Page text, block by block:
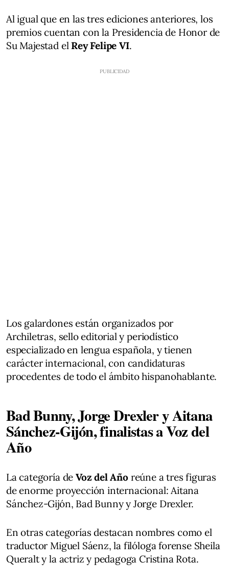
Al igual que en las tres ediciones anteriores, los
premios cuentan con la Presidencia de Honor de
Su Majestad el Rey Felipe VI.
Los galardones están organizados por
Archiletras, sello editorial y periodístico
especializado en lengua española, y tienen
carácter internacional, con candidaturas
procedentes de todo el ámbito hispanohablante.
Bad Bunny, Jorge Drexler y Aitana
Sánchez-Gijón, finalistas a Voz del
Año
La categoría de Voz del Añoreúne a tres figuras
de enorme proyección internacional: Aitana
Sánchez-Gijón, Bad Bunny y Jorge Drexler.
En otras categorías destacan nombres como el
traductor Miguel Sáenz, la filóloga forense Sheila
Queralt y la actriz y pedagoga Cristina Rota.